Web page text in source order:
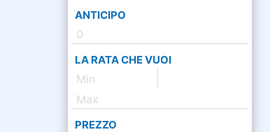
ANTICIPO
LA RATA CHE VUOI
PREZZO